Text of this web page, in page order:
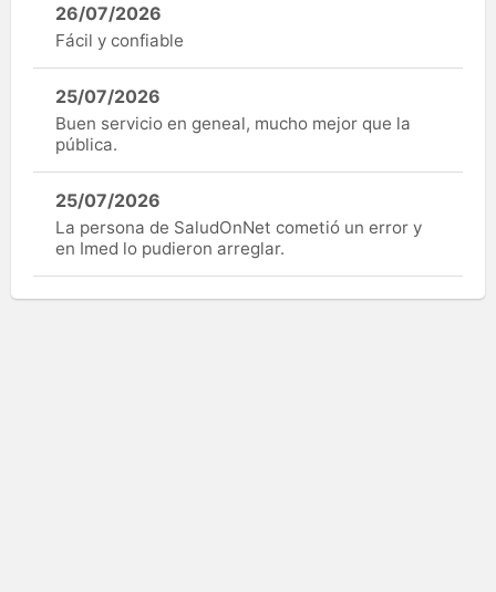
26/07/2026
Fácil y confiable
25/07/2026
Buen servicio en geneal, mucho mejor que la
pública.
25/07/2026
La persona de SaludOnNet cometió un error y
en Imed lo pudieron arreglar.